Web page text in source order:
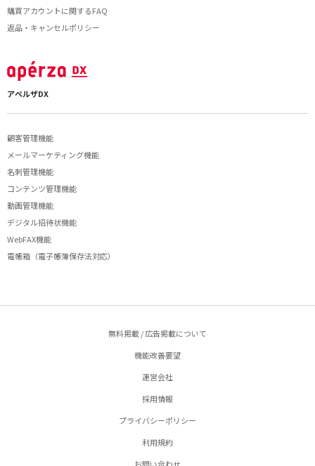
購買アカウントに関するFAQ
返品・キャンセルポリシー
アペルザDX
顧客管理機能
メールマーケティング機能
名刺管理機能
コンテンツ管理機能
動画管理機能
デジタル招待状機能
WebFAX機能
電帳箱（電子帳簿保存法対応）
無料掲載 / 広告掲載について
機能改善要望
運営会社
採用情報
プライバシーポリシー
利用規約